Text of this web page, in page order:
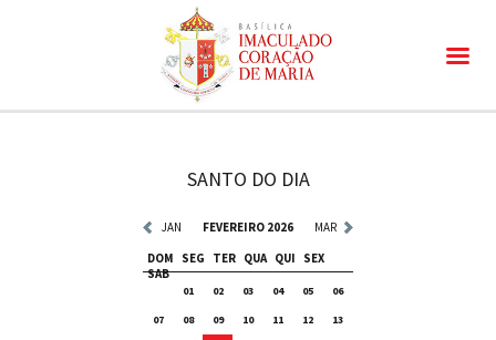
SANTO DO DIA
JAN FEVEREIRO 2026
MAR
DOM
SEG TER QUA QUI
SEX
SAB
01 02 03 04 05
06
07
08 09 10 11 12
13